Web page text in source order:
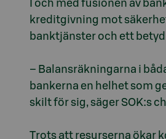
I och med fusionen av
kreditgivning mot
banktjänster och ett
– Balansräkningarna i
bankerna en helhet som
skilt för sig, säger SOK:s
Trots att resurserna ökar